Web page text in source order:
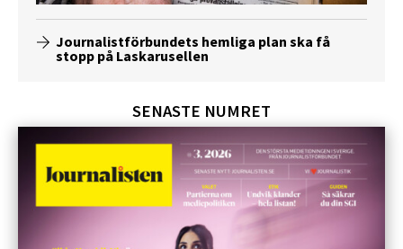
Journalistförbundets hemliga plan ska få
stopp på Laskarusellen
SENASTE NUMRET